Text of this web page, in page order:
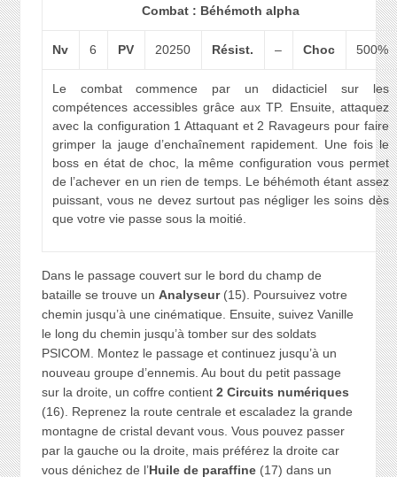
Combat : Béhémoth alpha
Nv 6 PV 20250 Résist. – Choc 500%
Le combat commence par un didacticiel sur les
compétences accessibles grâce aux TP. Ensuite, attaquez
avec la configuration 1 Attaquant et 2 Ravageurs pour faire
grimper la jauge d’enchaînement rapidement. Une fois le
boss en état de choc, la même configuration vous permet
de l’achever en un rien de temps. Le béhémoth étant assez
puissant, vous ne devez surtout pas négliger les soins dès
que votre vie passe sous la moitié.
Dans le passage couvert sur le bord du champ de
bataille se trouve un Analyseur(15). Poursuivez votre
chemin jusqu’à une cinématique. Ensuite, suivez Vanille
le long du chemin jusqu’à tomber sur des soldats
PSICOM. Montez le passage et continuez jusqu’à un
nouveau groupe d’ennemis. Au bout du petit passage
sur la droite, un coffre contient 2 Circuits numériques
(16). Reprenez la route centrale et escaladez la grande
montagne de cristal devant vous. Vous pouvez passer
par la gauche ou la droite, mais préférez la droite car
vous dénichez de l’Huile de paraffine(17) dans un